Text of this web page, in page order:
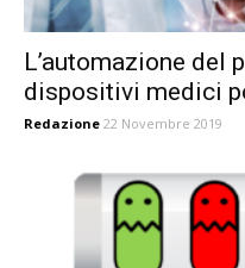
L’automazione del
dispositivi medici
Redazione 22 Novembre 2019